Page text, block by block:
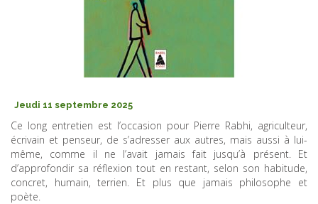
Jeudi 11 septembre 2025
Ce long entretien est l’occasion pour Pierre Rabhi, agriculteur,
écrivain et penseur, de s’adresser aux autres, mais aussi à lui-
même, comme il ne l’avait jamais fait jusqu’à présent. Et
d’approfondir sa réflexion tout en restant, selon son habitude,
concret, humain, terrien. Et plus que jamais philosophe et
poète.